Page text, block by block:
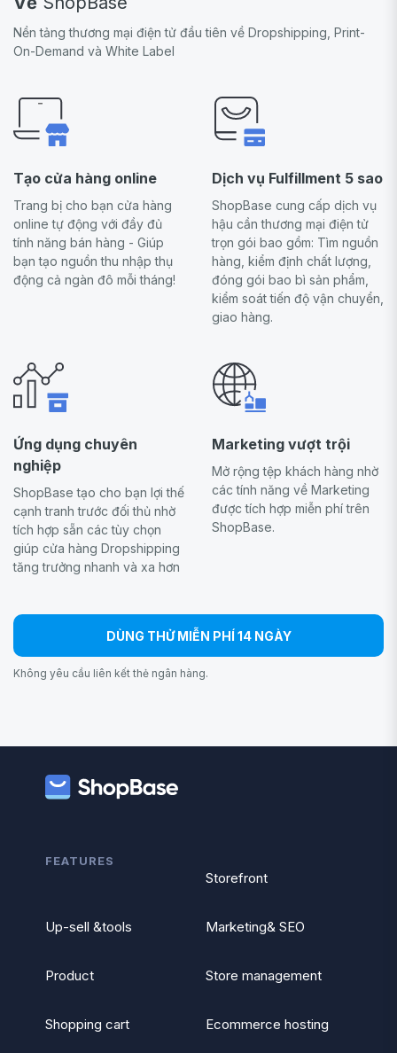
Nền tảng thương mại điện tử đầu tiên về Dropshipping, Print-
On-Demand và White Label
Tạo cửa hàng online
Trang bị cho bạn cửa hàng
online tự động với đầy đủ
tính năng bán hàng - Giúp
bạn tạo nguồn thu nhập thụ
động cả ngàn đô mỗi tháng!
Dịch vụ Fulfillment 5 sao
ShopBase cung cấp dịch vụ
hậu cần thương mại điện tử
trọn gói bao gồm: Tìm nguồn
hàng, kiểm định chất lượng,
đóng gói bao bì sản phẩm,
kiểm soát tiến độ vận chuyển,
giao hàng.
Ứng dụng chuyên
nghiệp
ShopBase tạo cho bạn lợi thế
cạnh tranh trước đối thủ nhờ
tích hợp sẵn các tùy chọn
giúp cửa hàng Dropshipping
tăng trưởng nhanh và xa hơn
Marketing vượt trội
Mở rộng tệp khách hàng nhờ
các tính năng về Marketing
được tích hợp miễn phí trên
ShopBase.
DÙNG THỬ MIỄN PHÍ 14 NGÀY
Không yêu cầu liên kết thẻ ngân hàng.
FEATURES
Storefront
Up-sell &tools Marketing& SEO
Product Store management
Shopping cart Ecommerce hosting